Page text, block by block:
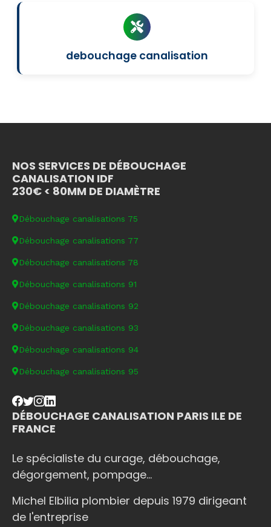
debouchage canalisation
NOS SERVICES DE DÉBOUCHAGE
CANALISATION IDF
230€ < 80MM DE DIAMÈTRE
Débouchage canalisations 75
Débouchage canalisations 77
Débouchage canalisations 78
Débouchage canalisations 91
Débouchage canalisations 92
Débouchage canalisations 93
Débouchage canalisations 94
Débouchage canalisations 95
DÉBOUCHAGE CANALISATION PARIS ILE DE
FRANCE
Le spécialiste du curage, débouchage,
dégorgement, pompage...
Michel Elbilia plombier depuis 1979 dirigeant
de l'entreprise